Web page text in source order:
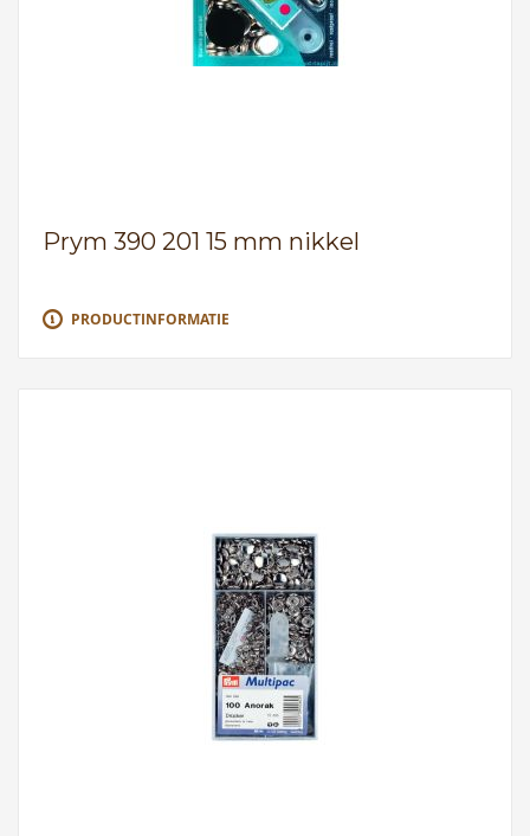
Prym 390 201 15 mm nikkel
PRODUCTINFORMATIE